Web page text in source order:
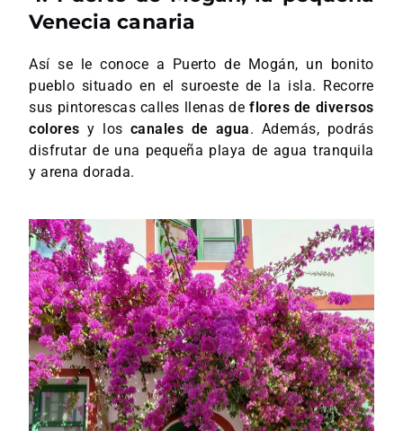
Venecia canaria
Así se le conoce a Puerto de Mogán, un bonito
pueblo situado en el suroeste de la isla. Recorre
sus pintorescas calles llenas deflores de diversos
colores y los canales de agua. Además, podrás
disfrutar de una pequeña playa de agua tranquila
y arena dorada.